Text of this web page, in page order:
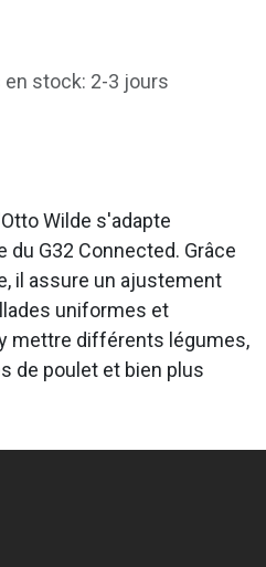
stock: 2-3 jours
Wilde s'adapte
G32 Connected. Grâce
il assure un ajustement
uniformes et
mettre différents légumes,
de poulet et bien plus